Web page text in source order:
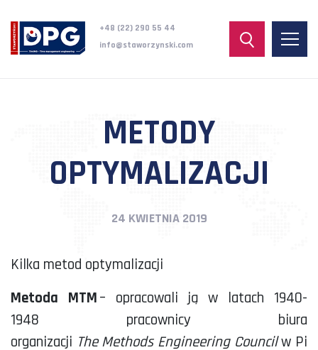
+48 (22) 290 55 44
info@staworzynski.com
METODY
OPTYMALIZACJI
24 KWIETNIA 2019
Kilka metod optymalizacji
Metoda MTM– opracowali ją w latach 1940-
1948 pracownicy biura
organizacji TheMethodsEngineering Council w Pi